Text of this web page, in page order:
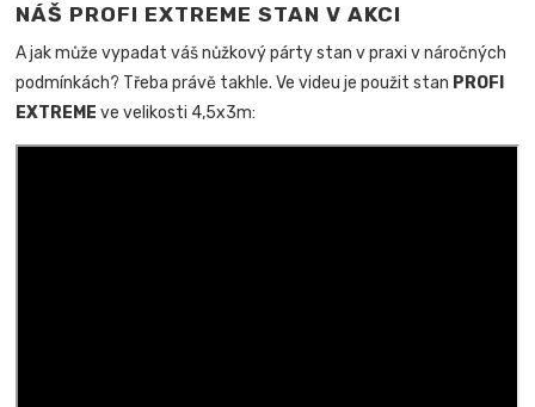
NÁŠ PROFI EXTREME STAN V AKCI
A jak může vypadat váš nůžkový párty stan v praxi v náročných
podmínkách? Třeba právě takhle. Ve videu je použit stan PROFI
EXTREME ve velikosti 4,5x3m: